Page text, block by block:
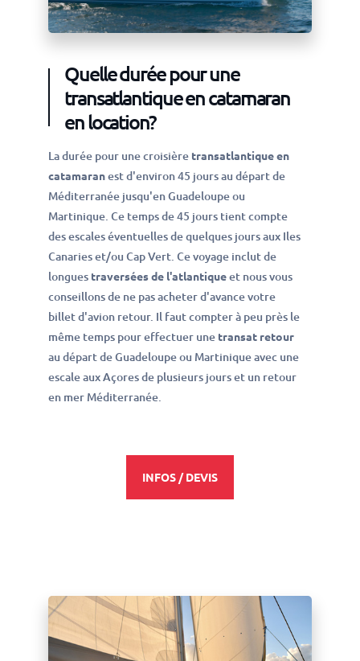
Quelle durée pour une
transatlantique en catamaran
en location?
La durée pour une croisière transatlantique en
catamaranest d'environ 45 jours au départ de
Méditerranée jusqu'en Guadeloupe ou
Martinique. Ce temps de 45 jours tient compte
des escales éventuelles de quelques jours aux Iles
Canaries et/ou Cap Vert. Ce voyage inclut de
longues traversées de l'atlantiqueet nous vous
conseillons de ne pas acheter d'avance votre
billet d'avion retour. Il faut compter à peu près le
même temps pour effectuer une transat retour
au départ de Guadeloupe ou Martinique avec une
escale aux Açores de plusieurs jours et un retour
en mer Méditerranée.
INFOS / DEVIS